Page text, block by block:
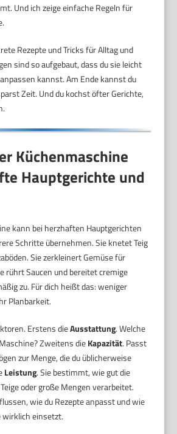
Und ich zeige einfache Regeln für
Rezepte und Tricks für Alltag und
sind so aufgebaut, dass du sie leicht
kannst. Am Ende kannst du
Zeit. Und du kochst öfter Gerichte,
Küchenmaschine
Hauptgerichte und
kann bei herzhaften Hauptgerichten
Schritte übernehmen. Sie knetet Teig
Sie zerkleinert Gemüse für
rührt Saucen und bereitet cremige
zu. Für dich heißt das: weniger
Planbarkeit.
Erstens dieAusstattung. Welche
Zweitens dieKapazität. Passt
zur Menge, die du üblicherweise
Leistung. Sie bestimmt, wie gut die
oder große Mengen verarbeitet.
wie du Rezepte anpasst und wie
wirklich einsetzt.